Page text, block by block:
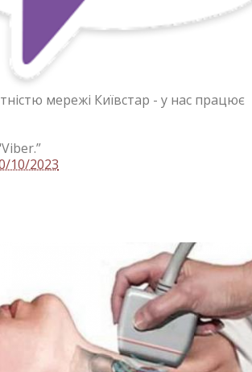
мережі Київстар - у нас працює
10/2023